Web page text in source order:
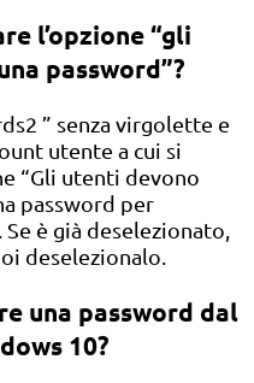
l’opzione “gli
password”?
” senza virgolette e
utente a cui si
“Gli utenti devono
password per
è già deselezionato,
deselezionalo.
una password dal
10?